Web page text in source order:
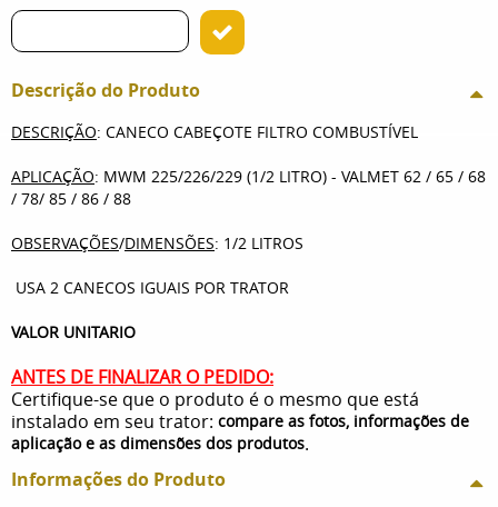
Descrição do Produto
DESCRIÇÃO: CANECO CABEÇOTE FILTRO COMBUSTÍVEL
APLICAÇÃO: MWM 225/226/229 (1/2 LITRO) - VALMET 62 / 65 / 68
/ 78/ 85 / 86 / 88
OBSERVAÇÕES/DIMENSÕES: 1/2 LITROS
USA 2 CANECOS IGUAIS POR TRATOR
VALOR UNITARIO
ANTES DE FINALIZAR O PEDIDO:
Certifique-se que o produto é o mesmo que está
instalado em seu trator: compare as fotos, informações de
aplicação e as dimensões dos produtos.
Informações do Produto